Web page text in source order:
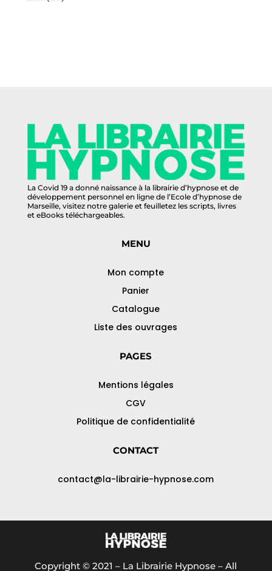
La Covid 19 a donné naissance à la librairie d’hypnose et de
développement personnel en ligne de l’Ecole d’hypnose de
Marseille, visitez notre galerie et feuilletez les scripts, livres
et eBooks téléchargeables.
MENU
Mon compte
Panier
Catalogue
Liste des ouvrages
PAGES
Mentions légales
CGV
Politique de confidentialité
CONTACT
contact@la-librairie-hypnose.com
Copyright © 2021 – La Librairie Hypnose – All